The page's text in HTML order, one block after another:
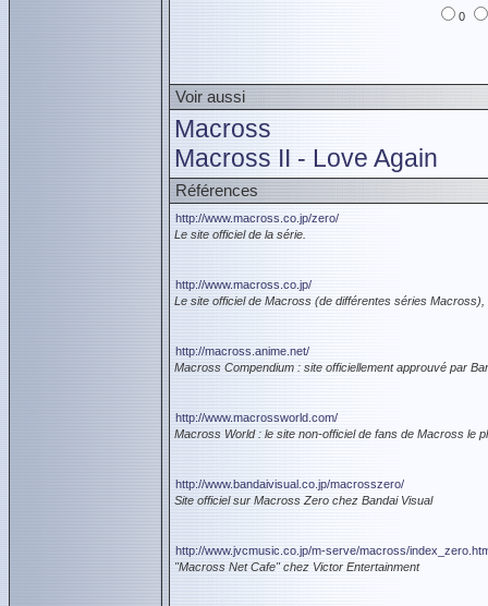
0
Voir aussi
Macross
Macross II - Love Again
Références
http://www.macross.co.jp/zero/
Le site officiel de la série.
http://www.macross.co.jp/
Le site officiel de Macross (de différentes séries Macross),
http://macross.anime.net/
Macross Compendium : site officiellement approuvé par
http://www.macrossworld.com/
Macross World : le site non-officiel de fans de Macross le
http://www.bandaivisual.co.jp/macrosszero/
Site officiel sur Macross Zero chez Bandai Visual
http://www.jvcmusic.co.jp/m-serve/macross/
"Macross Net Cafe" chez Victor Entertainment